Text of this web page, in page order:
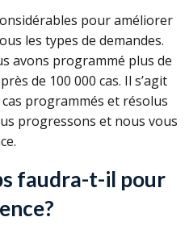
pour améliorer
les types de demandes.
avons programmé plus de
de 100 000 cas. Il s’agit
programmés et résolus
progressons et nous vous
faudra-t-il pour